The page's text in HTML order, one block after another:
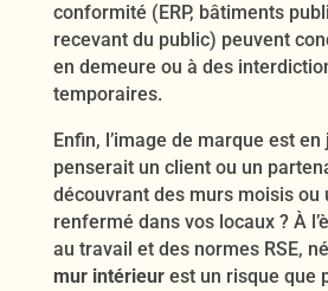
conformité (ERP, bâtiments
recevant du public) peuvent
en demeure ou à des
temporaires.
Enfin, l’image de marque est en
penserait un client ou un
découvrant des murs moisis ou
renfermé dans vos locaux ? À
au travail et des normes RSE,
mur intérieurest un risque que